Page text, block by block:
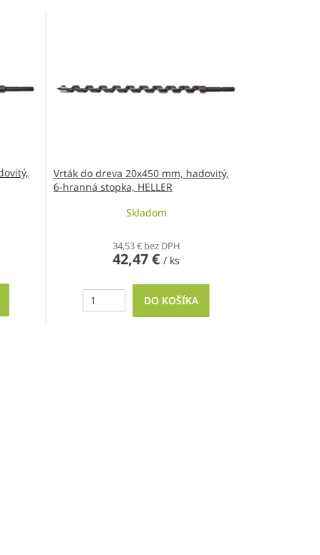
Vrták do dreva 20x450 mm, hadovitý,
6-hranná stopka, HELLER
Skladom
34,53 € bez DPH
42,47 € / ks
DO KOŠÍKA